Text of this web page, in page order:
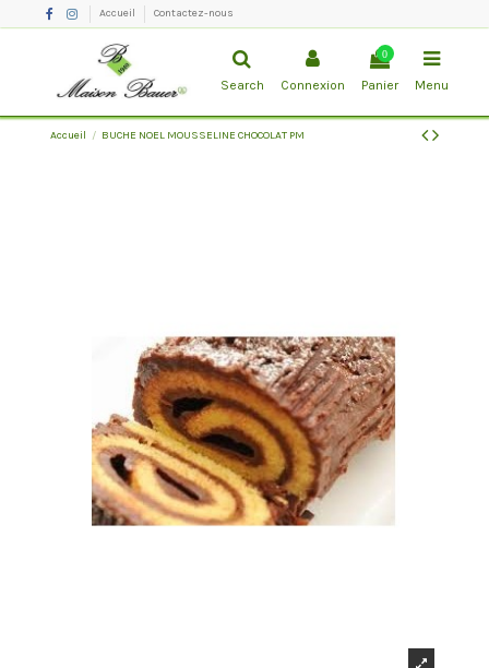
Accueil Contactez-nous
Search Connexion
0
Panier Menu
Accueil BUCHE NOEL MOUSSELINE CHOCOLAT PM